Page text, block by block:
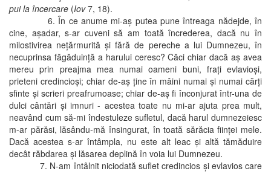
pui la încercare (Iov7, 18).
6. În ce anume mi-aş putea pune întreaga nădejde, în
cine, aşadar, s-ar cuveni să am toată încrederea, dacă nu în
milostivirea neţărmurită şi fără de pereche a lui Dumnezeu, în
necuprinsa făgăduinţă a harului ceresc? Căci chiar dacă aş avea
mereu prin preajma mea numai oameni buni, fraţi evlavioşi,
prieteni credincioşi; chiar de-aş ţine în mâini numai şi numai cărţi
sfinte şi scrieri preafrumoase; chiar de-aş fi înconjurat într-una de
dulci cântări şi imnuri - acestea toate nu mi-ar ajuta prea mult,
neavând cum să-mi îndestuleze sufletul, dacă harul dumnezeiesc
m-ar părăsi, lăsându-mă însingurat, în toată sărăcia fiinţei mele.
Dacă acestea s-ar întâmpla, nu este alt leac şi altă tămăduire
decât răbdarea şi lăsarea deplină în voia lui Dumnezeu.
7. N-am întâlnit niciodată suflet credincios şi evlavios care